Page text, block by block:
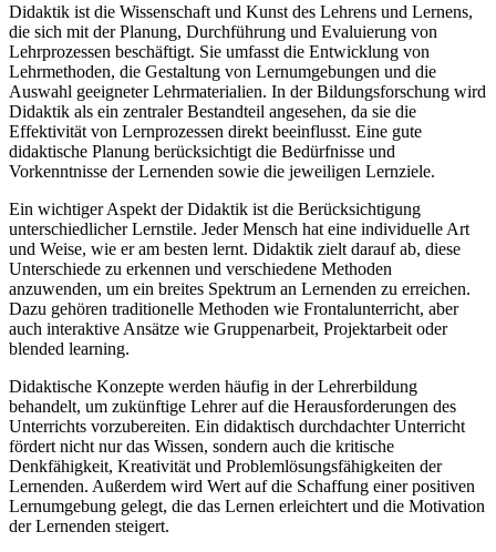
Didaktik ist die Wissenschaft und Kunst des Lehrens und Lernens,
die sich mit der Planung, Durchführung und Evaluierung von
Lehrprozessen beschäftigt. Sie umfasst die Entwicklung von
Lehrmethoden, die Gestaltung von Lernumgebungen und die
Auswahl geeigneter Lehrmaterialien. In der Bildungsforschung wird
Didaktik als ein zentraler Bestandteil angesehen, da sie die
Effektivität von Lernprozessen direkt beeinflusst. Eine gute
didaktische Planung berücksichtigt die Bedürfnisse und
Vorkenntnisse der Lernenden sowie die jeweiligen Lernziele.
Ein wichtiger Aspekt der Didaktik ist die Berücksichtigung
unterschiedlicher Lernstile. Jeder Mensch hat eine individuelle Art
und Weise, wie er am besten lernt. Didaktik zielt darauf ab, diese
Unterschiede zu erkennen und verschiedene Methoden
anzuwenden, um ein breites Spektrum an Lernenden zu erreichen.
Dazu gehören traditionelle Methoden wie Frontalunterricht, aber
auch interaktive Ansätze wie Gruppenarbeit, Projektarbeit oder
blended learning.
Didaktische Konzepte werden häufig in der Lehrerbildung
behandelt, um zukünftige Lehrer auf die Herausforderungen des
Unterrichts vorzubereiten. Ein didaktisch durchdachter Unterricht
fördert nicht nur das Wissen, sondern auch die kritische
Denkfähigkeit, Kreativität und Problemlösungsfähigkeiten der
Lernenden. Außerdem wird Wert auf die Schaffung einer positiven
Lernumgebung gelegt, die das Lernen erleichtert und die Motivation
der Lernenden steigert.